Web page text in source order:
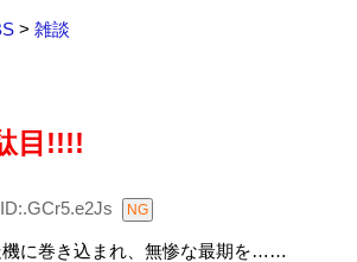
> 雑談
目!!!!
ID:.GCr5.e2Js
に巻き込まれ、無惨な最期を……